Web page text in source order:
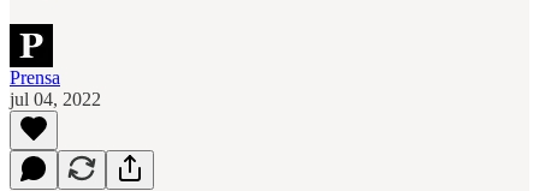
Prensa
jul 04, 2022